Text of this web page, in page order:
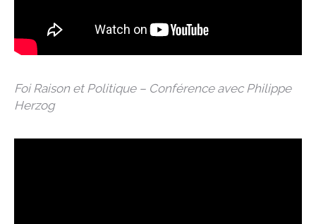
Foi Raison et Politique – Conférence avec Philippe
Herzog